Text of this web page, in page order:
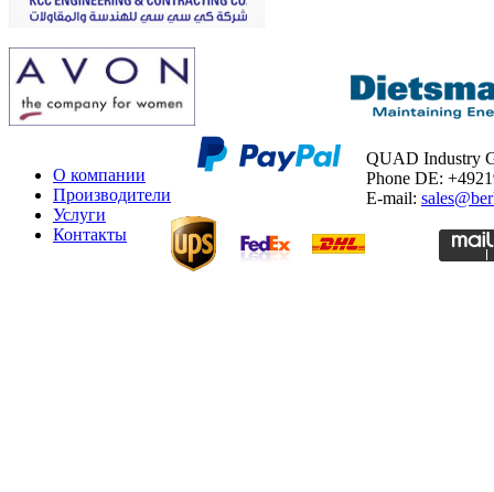
О компании
Производители
Услуги
Контакты
QUAD Industry
Phone DE:
E-mail: